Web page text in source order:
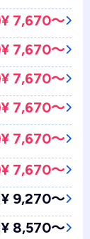
¥ 7,670〜
¥ 7,670〜
¥ 7,670〜
¥ 7,670〜
¥ 7,670〜
¥ 7,670〜
¥ 9,270〜
¥ 8,570〜